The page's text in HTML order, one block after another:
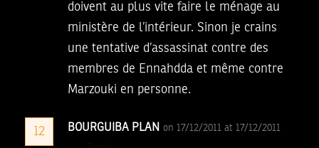
doivent au plus vite faire le ménage au
ministère de l’intérieur. Sinon je crains
une tentative d’assassinat contre des
membres de Ennahdda et même contre
Marzouki en personne.
12 BOURGUIBA PLAN on 17/12/2011 at 17/12/2011